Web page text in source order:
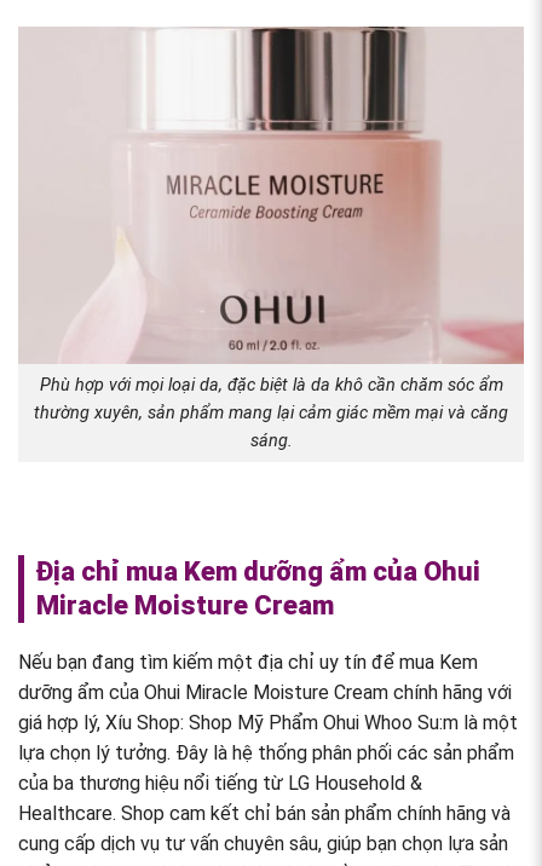
Phù hợp với mọi loại da, đặc biệt là da khô cần chăm sóc ẩm
thường xuyên, sản phẩm mang lại cảm giác mềm mại và căng
sáng.
Địa chỉ mua Kem dưỡng ẩm của Ohui
Miracle Moisture Cream
Nếu bạn đang tìm kiếm một địa chỉ uy tín để mua Kem
dưỡng ẩm của Ohui Miracle Moisture Cream chính hãng với
giá hợp lý, Xíu Shop: Shop Mỹ Phẩm Ohui Whoo Su:m là một
lựa chọn lý tưởng. Đây là hệ thống phân phối các sản phẩm
của ba thương hiệu nổi tiếng từ LG Household &
Healthcare. Shop cam kết chỉ bán sản phẩm chính hãng và
cung cấp dịch vụ tư vấn chuyên sâu, giúp bạn chọn lựa sản